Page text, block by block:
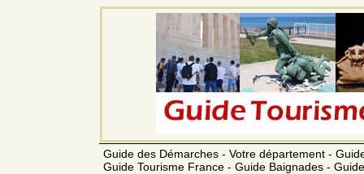
Guide des Démarches - Votre département -
Guide Tourisme France - Guide Baignades -